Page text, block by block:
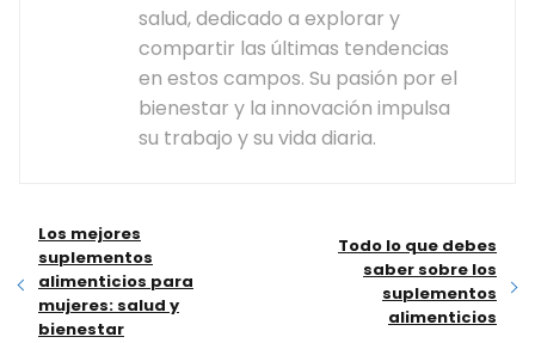
salud, dedicado a explorar y
compartir las últimas tendencias
en estos campos. Su pasión por el
bienestar y la innovación impulsa
su trabajo y su vida diaria.
Los mejores
suplementos
alimenticios para
mujeres: salud y
bienestar
Todo lo que debes
saber sobre los
suplementos
alimenticios